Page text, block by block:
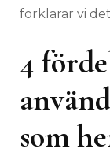
förklarar vi
4
som